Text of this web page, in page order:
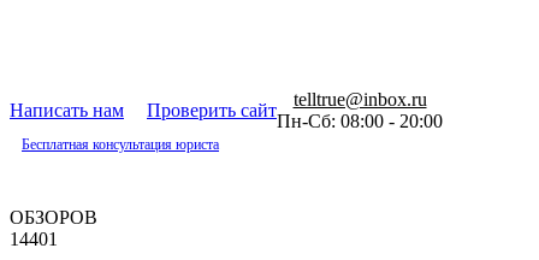
Написать нам Проверить сайт
telltrue@inbox.ru
Пн-Сб: 08:00 - 20:00
Бесплатная консультация юриста
ОБЗОРОВ
14401